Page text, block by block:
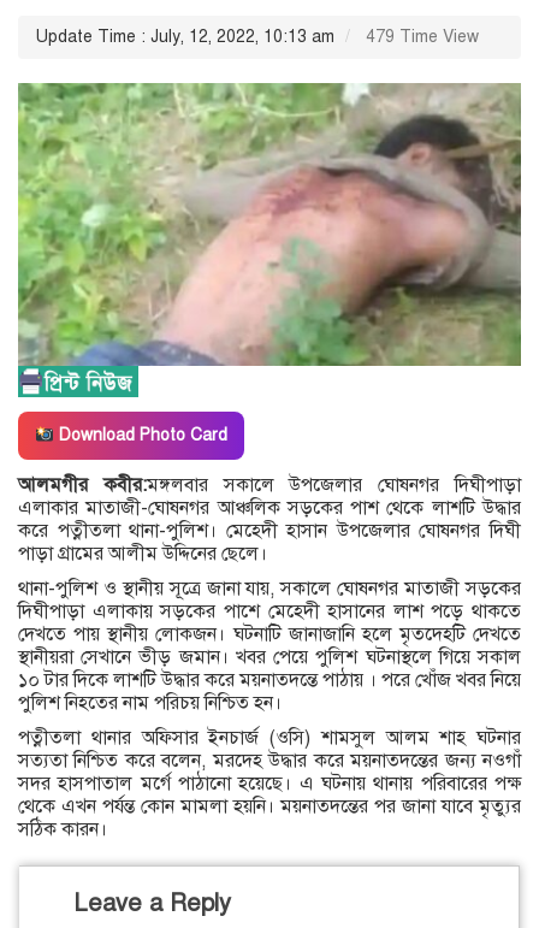
Update Time : July, 12, 2022, 10:13 am 479 Time View
Download Photo Card
আলমগীর কবীর:মঙ্গলবার সকালে উপজেলার ঘোষনগর দিঘীপাড়া
এলাকার মাতাজী-ঘোষনগর আঞ্চলিক সড়কের পাশ থেকে লাশটি উদ্ধার
করে পত্নীতলা থানা-পুলিশ। মেহেদী হাসান উপজেলার ঘোষনগর দিঘী
পাড়া গ্রামের আলীম উদ্দিনের ছেলে।
থানা-পুলিশ ও স্থানীয় সূত্রে জানা যায়, সকালে ঘোষনগর মাতাজী সড়কের
দিঘীপাড়া এলাকায় সড়কের পাশে মেহেদী হাসানের লাশ পড়ে থাকতে
দেখতে পায় স্থানীয় লোকজন। ঘটনাটি জানাজানি হলে মৃতদেহটি দেখতে
স্থানীয়রা সেখানে ভীড় জমান। খবর পেয়ে পুলিশ ঘটনাস্থলে গিয়ে সকাল
১০ টার দিকে লাশটি উদ্ধার করে ময়নাতদন্তে পাঠায় । পরে খোঁজ খবর নিয়ে
পুলিশ নিহতের নাম পরিচয় নিশ্চিত হন।
পত্নীতলা থানার অফিসার ইনচার্জ (ওসি) শামসুল আলম শাহ ঘটনার
সত্যতা নিশ্চিত করে বলেন, মরদেহ উদ্ধার করে ময়নাতদন্তের জন্য নওগাঁ
সদর হাসপাতাল মর্গে পাঠানো হয়েছে। এ ঘটনায় থানায় পরিবারের পক্ষ
থেকে এখন পর্যন্ত কোন মামলা হয়নি। ময়নাতদন্তের পর জানা যাবে মৃত্যুর
সঠিক কারন।
Leave a Reply